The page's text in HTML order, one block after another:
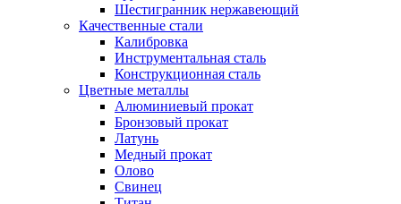
Шестигранник нержавеющий
Качественные стали
Калибровка
Инструментальная сталь
Конструкционная сталь
Цветные металлы
Алюминиевый прокат
Бронзовый прокат
Латунь
Медный прокат
Олово
Свинец